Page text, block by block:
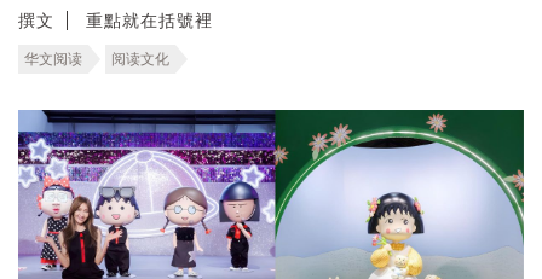
撰文 重點就在括號裡
华文阅读 阅读文化